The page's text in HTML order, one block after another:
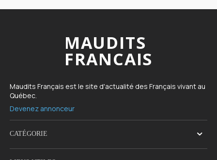
MAUDITS
FRANCAIS
Maudits Français est le site d'actualité des Français vivant au
Québec.
Devenez annonceur
CATÉGORIE